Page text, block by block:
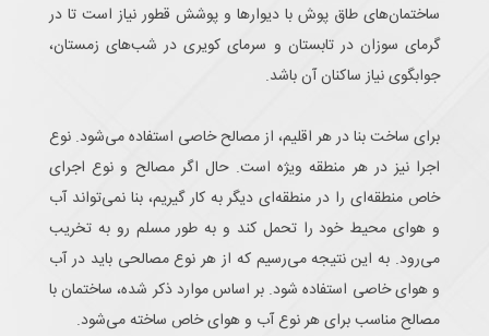
ساختمان‌های طاق پوش با دیوارها و پوشش قطور نیاز است تا در
گرمای سوزان در تابستان و سرمای کویری در شب‌های زمستان،
جوابگوی نیاز ساکنان آن باشد.
برای ساخت بنا در هر اقلیم، از مصالح خاصی استفاده می‌شود. نوع
اجرا نیز در هر منطقه ویژه است. حال اگر مصالح و نوع اجرای
خاص منطقه‌ای را در منطقه‌ای دیگر به کار گیریم، بنا نمی‌تواند آب
و هوای محیط خود را تحمل کند و به طور مسلم رو به تخریب
می‌رود. به این نتیجه می‌رسیم که از هر نوع مصالحی باید در آب
و هوای خاصی استفاده شود. بر اساس موارد ذکر شده، ساختمان با
مصالح مناسب برای هر نوع آب و هوای خاص ساخته می‌شود.